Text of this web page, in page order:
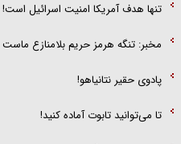
تنها هدف آمریکا امنیت اسرائیل است!
مخبر: تنگه هرمز حریم بلامنازع ماست
پادوی حقیر نتانیاهو!
تا می‌توانید تابوت آماده کنید!